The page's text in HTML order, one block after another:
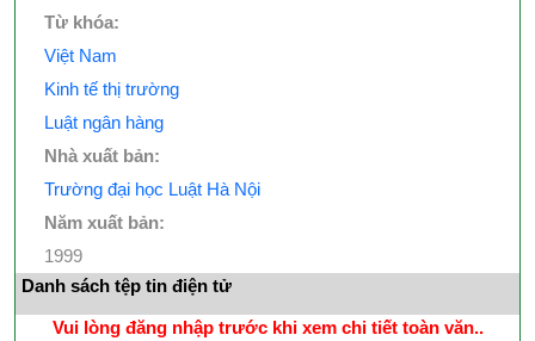
Từ khóa:
Việt Nam
Kinh tế thị trường
Luật ngân hàng
Nhà xuất bản:
Trường đại học Luật Hà Nội
Năm xuất bản:
1999
Danh sách tệp tin điện tử
Vui lòng đăng nhập trước khi xem chi tiết toàn văn..